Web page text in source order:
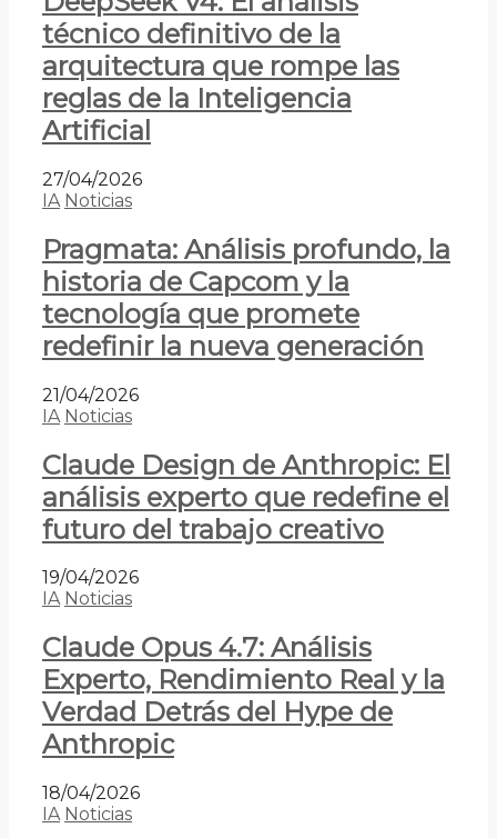
técnico definitivo de la
arquitectura que rompe las
reglas de la Inteligencia
Artificial
27/04/2026
IA Noticias
Pragmata: Análisis profundo, la
historia de Capcom y la
tecnología que promete
redefinir la nueva generación
21/04/2026
IA Noticias
Claude Design de Anthropic: El
análisis experto que redefine el
futuro del trabajo creativo
19/04/2026
IA Noticias
Claude Opus 4.7: Análisis
Experto, Rendimiento Real y la
Verdad Detrás del Hype de
Anthropic
18/04/2026
IA Noticias